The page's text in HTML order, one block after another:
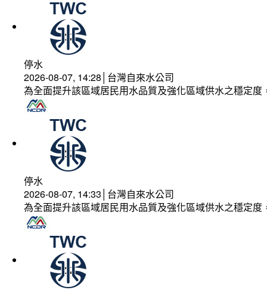
停水
2026-08-07, 14:28│台灣自來水公司
為全面提升該區域居民用水品質及強化區域供水之穩定
停水
2026-08-07, 14:33│台灣自來水公司
為全面提升該區域居民用水品質及強化區域供水之穩定